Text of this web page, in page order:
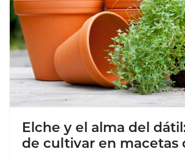
Elche y el alma del
de cultivar en macetas